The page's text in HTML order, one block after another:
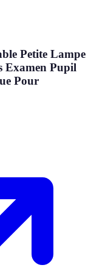
Petite Lampe
Examen Pupil
Pour